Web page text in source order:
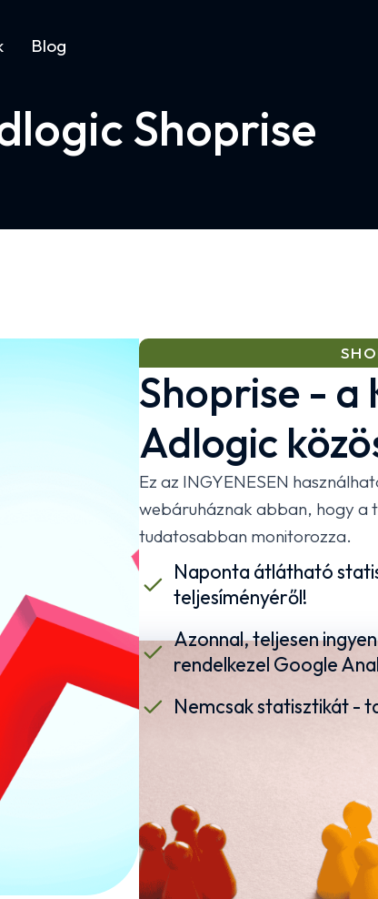
Blog
Shoprise
Shoprise - a
Adlogic
Ez az INGYENESEN
webáruháznak abban, hogy a
tudatosabban monitorozza.
Naponta átlátható
teljesíményéről!
Azonnal, teljesen
rendelkezel Google
Nemcsak statisztikát -
is. Ők a